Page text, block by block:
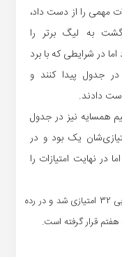
مهمی را از دست داد،
به لیگ برتر را
در شرایطی که با برد
جدول پیدا کنند و
دست دادند.
همسایه نیز در جدول
یک بود و در
در نهایت امتیازات را
با رقم خوردن تساوی در این مسابقه پارس جنوبی 32 امتیازی شد و در رده